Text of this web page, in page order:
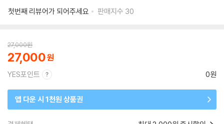
첫번째 리뷰어가 되어주세요 판매지수 30
27,000원
27,000
YES포인트 0원
앱 다운 시 1천원 상품권